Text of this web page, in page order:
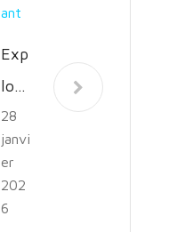
Ant
Exp
lora
tion
Cart
ogr
aphi
28
janvi
er
202
6